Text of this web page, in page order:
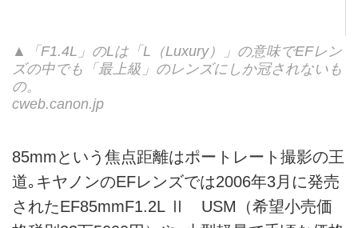
▲「F1.4L」のLは「L（Luxury）」の意味でEFレン
ズの中でも「最上級」のレンズにしか冠されないも
の。
cweb.canon.jp
85mmという焦点距離はポートレート撮影の王
道｡キヤノンのEFレンズでは2006年3月に発売
されたEF85mmF1.2L Ⅱ USM（希望小売価